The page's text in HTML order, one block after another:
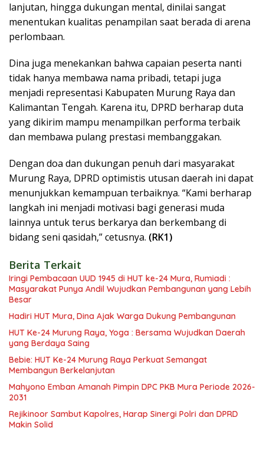
lanjutan, hingga dukungan mental, dinilai sangat
menentukan kualitas penampilan saat berada di arena
perlombaan.
Dina juga menekankan bahwa capaian peserta nanti
tidak hanya membawa nama pribadi, tetapi juga
menjadi representasi Kabupaten Murung Raya dan
Kalimantan Tengah. Karena itu, DPRD berharap duta
yang dikirim mampu menampilkan performa terbaik
dan membawa pulang prestasi membanggakan.
Dengan doa dan dukungan penuh dari masyarakat
Murung Raya, DPRD optimistis utusan daerah ini dapat
menunjukkan kemampuan terbaiknya. “Kami berharap
langkah ini menjadi motivasi bagi generasi muda
lainnya untuk terus berkarya dan berkembang di
bidang seni qasidah,” cetusnya. (RK1)
Berita Terkait
Iringi Pembacaan UUD 1945 di HUT ke-24 Mura, Rumiadi :
Masyarakat Punya Andil Wujudkan Pembangunan yang Lebih
Besar
Hadiri HUT Mura, Dina Ajak Warga Dukung Pembangunan
HUT Ke-24 Murung Raya, Yoga : Bersama Wujudkan Daerah
yang Berdaya Saing
Bebie: HUT Ke-24 Murung Raya Perkuat Semangat
Membangun Berkelanjutan
Mahyono Emban Amanah Pimpin DPC PKB Mura Periode 2026-
2031
Rejikinoor Sambut Kapolres, Harap Sinergi Polri dan DPRD
Makin Solid